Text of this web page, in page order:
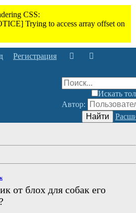
Регистрация
Искать
Автор:
Найти
от блох для собак его